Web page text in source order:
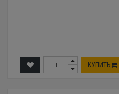
КУПИТЬ